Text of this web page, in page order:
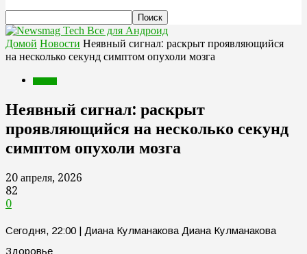
Все для Андроид
Домой Новости Неявный сигнал: раскрыт проявляющийся
на несколько секунд симптом опухоли мозга
Неявный сигнал: раскрыт
проявляющийся на несколько секунд
симптом опухоли мозга
20 апреля, 2026
82
0
Сегодня, 22:00 | Диана Кулманакова Диана Кулманакова
Здоровье